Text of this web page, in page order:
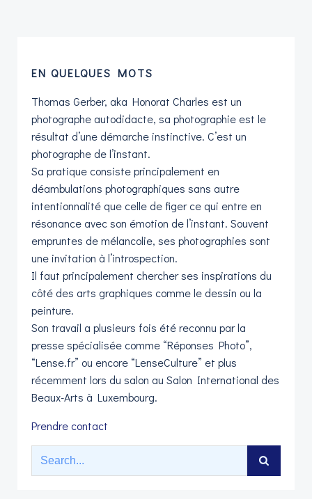
EN QUELQUES MOTS
Thomas Gerber, aka Honorat Charles est un
photographe autodidacte, sa photographie est le
résultat d’une démarche instinctive. C’est un
photographe de l’instant.
Sa pratique consiste principalement en
déambulations photographiques sans autre
intentionnalité que celle de figer ce qui entre en
résonance avec son émotion de l’instant. Souvent
empruntes de mélancolie, ses photographies sont
une invitation à l’introspection.
Il faut principalement chercher ses inspirations du
côté des arts graphiques comme le dessin ou la
peinture.
Son travail a plusieurs fois été reconnu par la
presse spécialisée comme “Réponses Photo”,
“Lense.fr” ou encore “LenseCulture” et plus
récemment lors du salon au Salon International des
Beaux-Arts à Luxembourg.
Prendre contact
Search